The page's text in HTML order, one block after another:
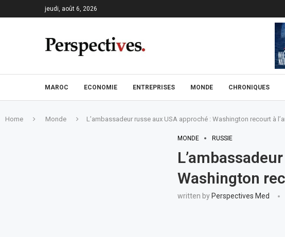
jeudi, août 6, 2026
MAROC ECONOMIE ENTREPRISES MONDE CHRONIQUES
Home Monde L’ambassadeur russe aux USA approché : Washington recourt à
MONDE RUSSIE
Washington
written by Perspectives Med